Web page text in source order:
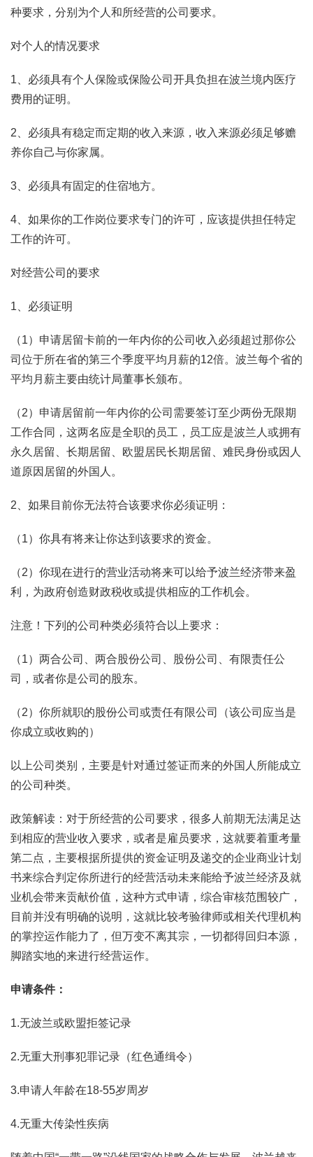
种要求，分别为个人和所经营的公司要求。
对个人的情况要求
1、必须具有个人保险或保险公司开具负担在波兰境内医疗
费用的证明。
2、必须具有稳定而定期的收入来源，收入来源必须足够赡
养你自己与你家属。
3、必须具有固定的住宿地方。
4、如果你的工作岗位要求专门的许可，应该提供担任特定
工作的许可。
对经营公司的要求
1、必须证明
（1）申请居留卡前的一年内你的公司收入必须超过那你公
司位于所在省的第三个季度平均月薪的12倍。波兰每个省的
平均月薪主要由统计局董事长颁布。
（2）申请居留前一年内你的公司需要签订至少两份无限期
工作合同，这两名应是全职的员工，员工应是波兰人或拥有
永久居留、长期居留、欧盟居民长期居留、难民身份或因人
道原因居留的外国人。
2、如果目前你无法符合该要求你必须证明：
（1）你具有将来让你达到该要求的资金。
（2）你现在进行的营业活动将来可以给予波兰经济带来盈
利，为政府创造财政税收或提供相应的工作机会。
注意！下列的公司种类必须符合以上要求：
（1）两合公司、两合股份公司、股份公司、有限责任公
司，或者你是公司的股东。
（2）你所就职的股份公司或责任有限公司（该公司应当是
你成立或收购的）
以上公司类别，主要是针对通过签证而来的外国人所能成立
的公司种类。
政策解读：对于所经营的公司要求，很多人前期无法满足达
到相应的营业收入要求，或者是雇员要求，这就要着重考量
第二点，主要根据所提供的资金证明及递交的企业商业计划
书来综合判定你所进行的经营活动未来能给予波兰经济及就
业机会带来贡献价值，这种方式申请，综合审核范围较广，
目前并没有明确的说明，这就比较考验律师或相关代理机构
的掌控运作能力了，但万变不离其宗，一切都得回归本源，
脚踏实地的来进行经营运作。
申请条件：
1.无波兰或欧盟拒签记录
2.无重大刑事犯罪记录（红色通缉令）
3.申请人年龄在18-55岁周岁
4.无重大传染性疾病